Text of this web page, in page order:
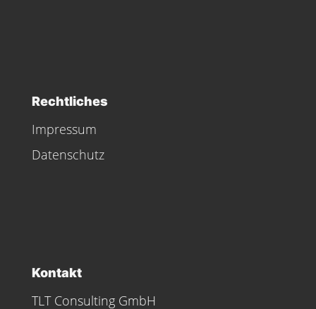
Rechtliches
Impressum
Datenschutz
Kontakt
TLT Consulting GmbH